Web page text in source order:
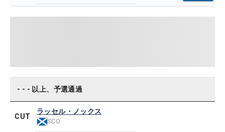
- - - 以上、予選通過
CUT
ラッセル・ノックス
SCO